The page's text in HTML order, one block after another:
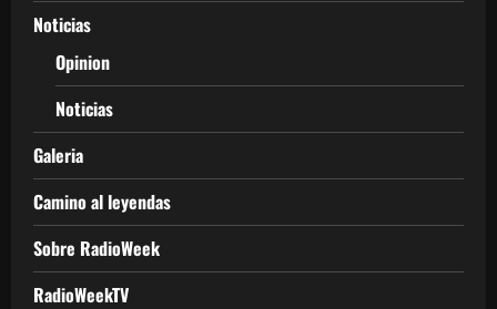
Noticias
Opinion
Noticias
Galeria
Camino al leyendas
Sobre RadioWeek
RadioWeekTV